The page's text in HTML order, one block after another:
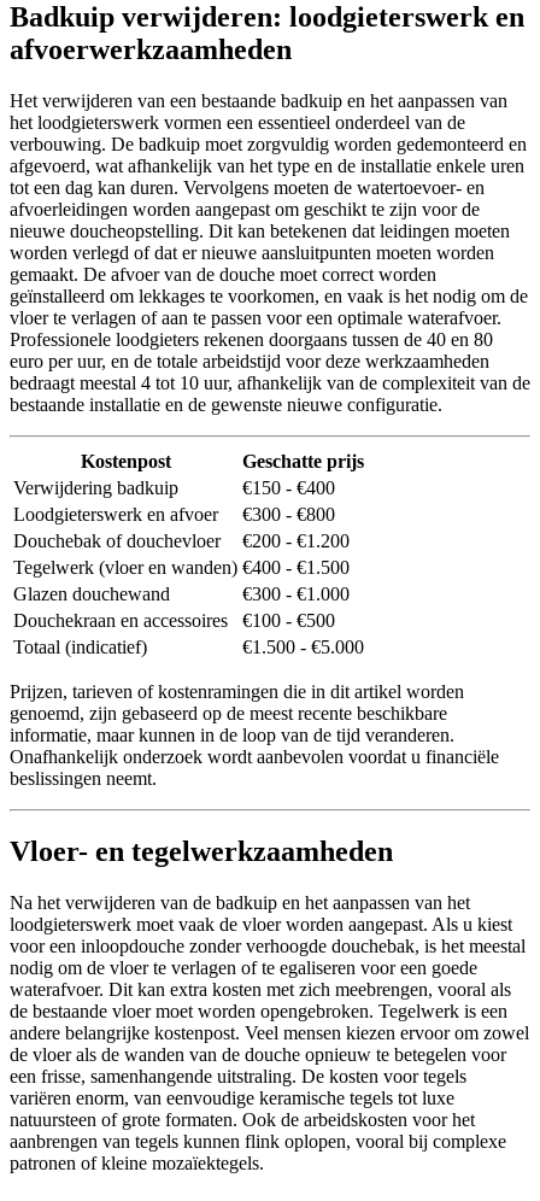
Badkuip verwijderen: loodgieterswerk en
afvoerwerkzaamheden
Het verwijderen van een bestaande badkuip en het aanpassen van
het loodgieterswerk vormen een essentieel onderdeel van de
verbouwing. De badkuip moet zorgvuldig worden gedemonteerd en
afgevoerd, wat afhankelijk van het type en de installatie enkele uren
tot een dag kan duren. Vervolgens moeten de watertoevoer- en
afvoerleidingen worden aangepast om geschikt te zijn voor de
nieuwe doucheopstelling. Dit kan betekenen dat leidingen moeten
worden verlegd of dat er nieuwe aansluitpunten moeten worden
gemaakt. De afvoer van de douche moet correct worden
geïnstalleerd om lekkages te voorkomen, en vaak is het nodig om de
vloer te verlagen of aan te passen voor een optimale waterafvoer.
Professionele loodgieters rekenen doorgaans tussen de 40 en 80
euro per uur, en de totale arbeidstijd voor deze werkzaamheden
bedraagt meestal 4 tot 10 uur, afhankelijk van de complexiteit van de
bestaande installatie en de gewenste nieuwe configuratie.
Kostenpost
Geschatte prijs
Verwijdering badkuip
€150 - €400
Loodgieterswerk en afvoer
€300 - €800
Douchebak of douchevloer
€200 - €1.200
Tegelwerk (vloer en wanden) €400 - €1.500
Glazen douchewand
€300 - €1.000
Douchekraan en accessoires
€100 - €500
Totaal (indicatief)
€1.500 - €5.000
Prijzen, tarieven of kostenramingen die in dit artikel worden
genoemd, zijn gebaseerd op de meest recente beschikbare
informatie, maar kunnen in de loop van de tijd veranderen.
Onafhankelijk onderzoek wordt aanbevolen voordat u financiële
beslissingen neemt.
Vloer- en tegelwerkzaamheden
Na het verwijderen van de badkuip en het aanpassen van het
loodgieterswerk moet vaak de vloer worden aangepast. Als u kiest
voor een inloopdouche zonder verhoogde douchebak, is het meestal
nodig om de vloer te verlagen of te egaliseren voor een goede
waterafvoer. Dit kan extra kosten met zich meebrengen, vooral als
de bestaande vloer moet worden opengebroken. Tegelwerk is een
andere belangrijke kostenpost. Veel mensen kiezen ervoor om zowel
de vloer als de wanden van de douche opnieuw te betegelen voor
een frisse, samenhangende uitstraling. De kosten voor tegels
variëren enorm, van eenvoudige keramische tegels tot luxe
natuursteen of grote formaten. Ook de arbeidskosten voor het
aanbrengen van tegels kunnen flink oplopen, vooral bij complexe
patronen of kleine mozaïektegels.